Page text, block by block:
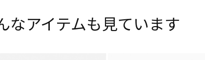
なアイテムも見ています